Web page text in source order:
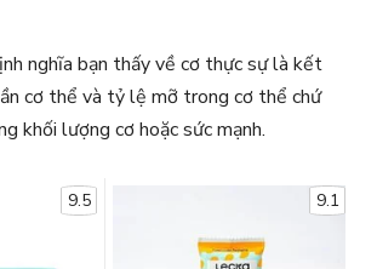
nghĩa bạn thấy về cơ thực sự là kết
cơ thể và tỷ lệ mỡ trong cơ thể chứ
khối lượng cơ hoặc sức mạnh.
9.5 9.1